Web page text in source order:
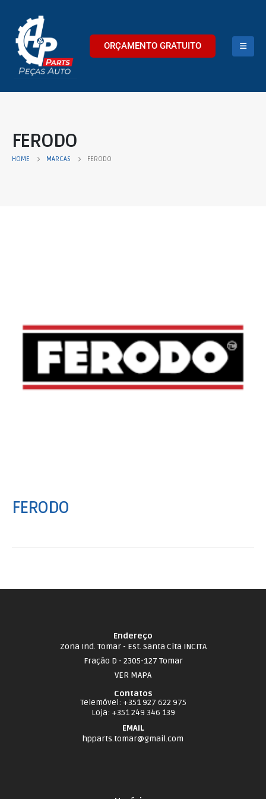
ORÇAMENTO GRATUITO
FERODO
HOME MARCAS FERODO
FERODO
Endereço
Zona Ind. Tomar - Est. Santa Cita INCITA
Fração D - 2305-127 Tomar
VER MAPA
Contatos
Telemóvel: +351 927 622 975
Loja: +351 249 346 139
EMAIL
hpparts.tomar@gmail.com